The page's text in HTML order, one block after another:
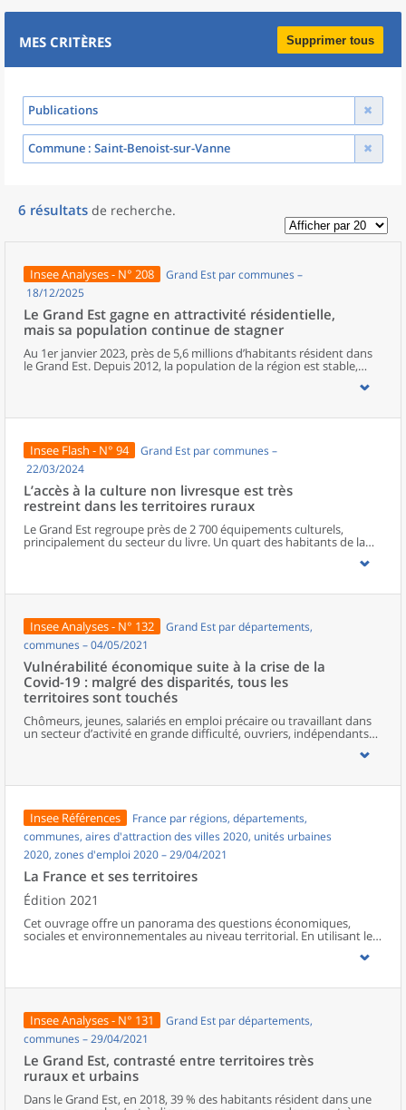
MES CRITÈRES Supprimer tous
Publications
Commune : Saint-Benoist-sur-Vanne
6 résultats de recherche.
Insee Analyses - N° 208
Grand Est par communes –
18/12/2025
Le Grand Est gagne en attractivité résidentielle,
mais sa population continue de stagner
Au 1er janvier 2023, près de 5,6 millions d’habitants résident dans
le Grand Est. Depuis 2012, la population de la région est stable,
mais depuis 2017, le moteur migratoire a pris le relais du moteur
démographique. Le Bas-Rhin est le département le plus attractif de
dans trois communes sur cinq. Le nombre d’habitants continue de
Mulhouse. Particulièrement près du Luxembourg, les zones
frontalières attirent de plus en plus d’habitants.
Insee Flash - N° 94
Grand Est par communes –
22/03/2024
L’accès à la culture non livresque est très
restreint dans les territoires ruraux
Le Grand Est regroupe près de 2 700 équipements culturels,
principalement du secteur du livre. Un quart des habitants de la
région vit dans une commune qui n’en comporte aucun. La
régionale. Si la plupart des habitants des territoires urbains
diversité diminue à mesure que l’on s’éloigne des pôles de la
région. Les habitants des espaces ruraux disposent rarement
d’équipements culturels non livresques à proximité.
Insee Analyses - N° 132
Grand Est par départements,
communes – 04/05/2021
Vulnérabilité économique suite à la crise de la
Covid-19 : malgré des disparités, tous les
territoires sont touchés
Chômeurs, jeunes, salariés en emploi précaire ou travaillant dans
un secteur d’activité en grande difficulté, ouvriers, indépendants…
à court ou moyen terme, certaines catégories de la population
regroupent davantage de personnes pauvres ou à faible revenu,
difficultés s’accentuer. Des activités telles que la restauration,
l’hébergement, le commerce ou encore la culture ont été
durement affectées, et leurs salariés, très présents dans les zones
urbaines et touristiques, pourraient voir leur revenu baisser ou
leur emploi supprimé.Les salariés de l’industrie automobile, de la
métallurgie ou des transports pourraient également connaître de
semblables difficultés. Les ouvriers, nombreux dans la région, ont
été particulièrement concernés par le chômage partiel et les
entreprises. Les non-salariés pourraient également être plus
vulnérables du fait des protections plus limitées qu’offre ce statut.
Insee Références
France par régions, départements,
communes, aires d'attraction des villes 2020, unités urbaines
2020, zones d'emploi 2020 – 29/04/2021
La France et ses territoires
Édition 2021
Cet ouvrage offre un panorama des questions économiques,
sociales et environnementales au niveau territorial. En utilisant les
disparités géographiques en France, sur les forces et faiblesses des
population.
Insee Analyses - N° 131
Grand Est par départements,
communes – 29/04/2021
Le Grand Est, contrasté entre territoires très
ruraux et urbains
Dans le Grand Est, en 2018, 39 % des habitants résident dans une